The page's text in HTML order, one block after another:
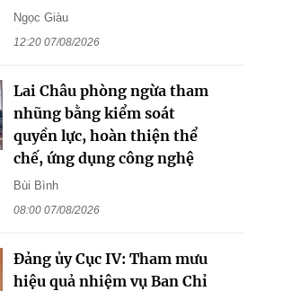
Ngọc Giàu
12:20 07/08/2026
Lai Châu phòng ngừa tham
nhũng bằng kiểm soát
quyền lực, hoàn thiện thể
chế, ứng dụng công nghệ
Bùi Bình
08:00 07/08/2026
Đảng ủy Cục IV: Tham mưu
hiệu quả nhiệm vụ Ban Chỉ